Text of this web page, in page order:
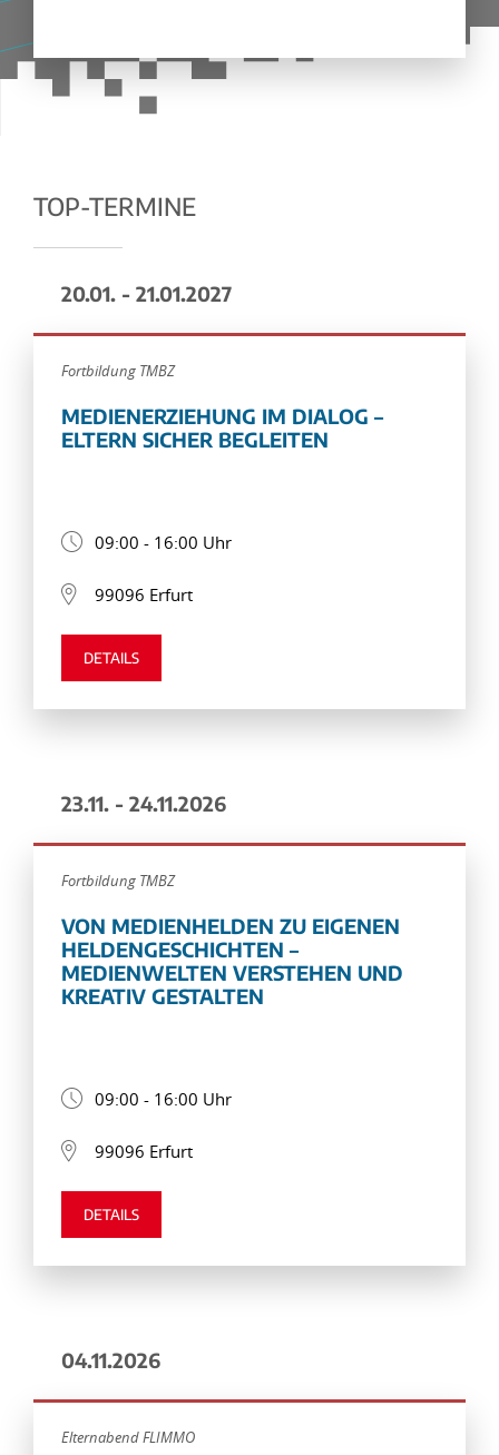
TOP-TERMINE
20.01. - 21.01.2027
Fortbildung TMBZ
MEDIENERZIEHUNG IM DIALOG –
ELTERN SICHER BEGLEITEN
09:00 - 16:00 Uhr
99096 Erfurt
DETAILS
23.11. - 24.11.2026
Fortbildung TMBZ
VON MEDIENHELDEN ZU EIGENEN
HELDENGESCHICHTEN –
MEDIENWELTEN VERSTEHEN UND
KREATIV GESTALTEN
09:00 - 16:00 Uhr
99096 Erfurt
DETAILS
04.11.2026
Elternabend FLIMMO